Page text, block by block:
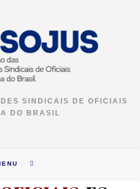
SINDICAIS DE OFICIAIS
DO BRASIL